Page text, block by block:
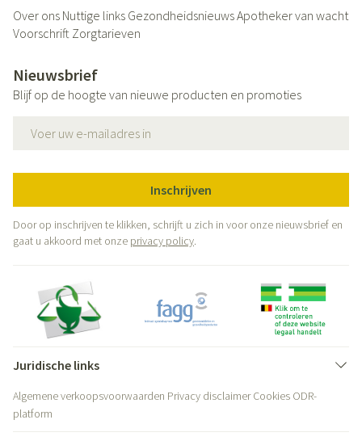
Over ons Nuttige links GezondheidsnieuwsApotheker van wacht
Voorschrift Zorgtarieven
Nieuwsbrief
Blijf op de hoogte van nieuwe producten en promoties
Inschrijven
Door op inschrijven te klikken, schrijft u zich in voor onze nieuwsbrief en
gaat u akkoord met onze privacy policy.
Juridische links
Algemene verkoopsvoorwaarden Privacy disclaimer Cookies ODR-
platform